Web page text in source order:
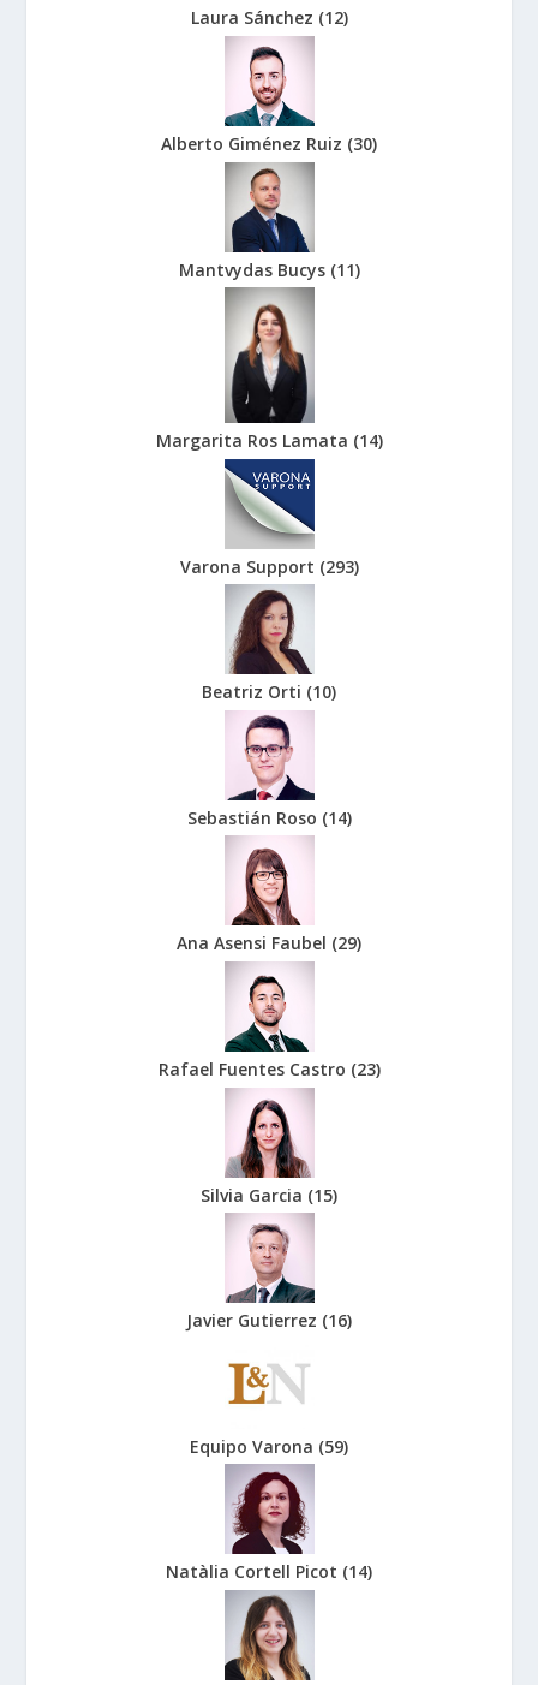
Laura Sánchez (12)
Alberto Giménez Ruiz (30)
Mantvydas Bucys (11)
Margarita Ros Lamata (14)
Varona Support (293)
Beatriz Orti (10)
Sebastián Roso (14)
Ana Asensi Faubel (29)
Rafael Fuentes Castro (23)
Silvia Garcia (15)
Javier Gutierrez (16)
Equipo Varona (59)
Natàlia Cortell Picot (14)